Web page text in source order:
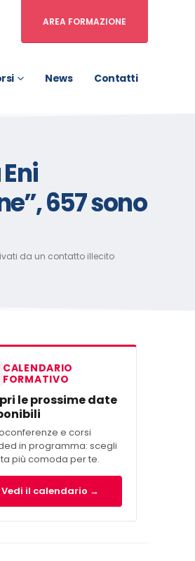
AREA FORMAZIONE
News Contatti
657 sono
da un contatto illecito
CALENDARIO
FORMATIVO
le prossime date
e corsi
in programma: scegli
più comoda per te.
Vedi il calendario →